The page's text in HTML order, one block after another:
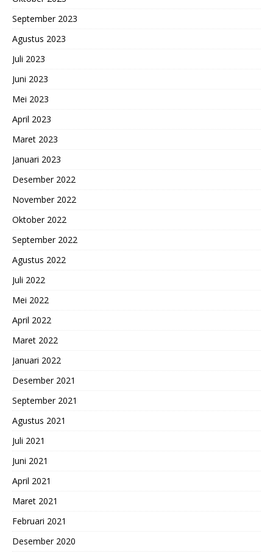
September 2023
Agustus 2023
Juli 2023
Juni 2023
Mei 2023
April 2023
Maret 2023
Januari 2023
Desember 2022
November 2022
Oktober 2022
September 2022
Agustus 2022
Juli 2022
Mei 2022
April 2022
Maret 2022
Januari 2022
Desember 2021
September 2021
Agustus 2021
Juli 2021
Juni 2021
April 2021
Maret 2021
Februari 2021
Desember 2020